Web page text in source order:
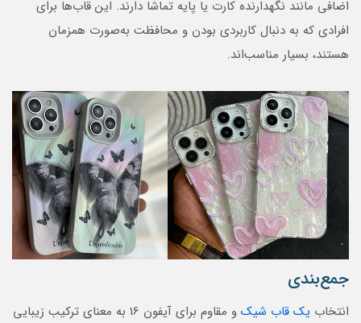
اضافی مانند نگهدارنده کارت یا پایه تماشا دارند. این قاب‌ها برای
افرادی که به دنبال کاربردی بودن و محافظت به‌صورت همزمان
هستند، بسیار مناسب‌اند.
جمع‌بندی
انتخاب یک قاب شیک
و مقاوم برای آیفون 16 به معنای ترکیب زیبایی